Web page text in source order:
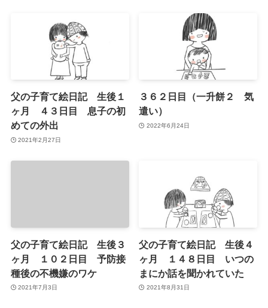
父の子育て絵日記 生後１
ヶ月 ４３日目 息子の初
めての外出
2021年2月27日
３６２日目（一升餅２ 気
遣い）
2022年6月24日
父の子育て絵日記 生後３
ヶ月 １０２日目 予防接
種後の不機嫌のワケ
2021年7月3日
父の子育て絵日記 生後４
ヶ月 １４８日目 いつの
まにか話を聞かれていた
2021年8月31日